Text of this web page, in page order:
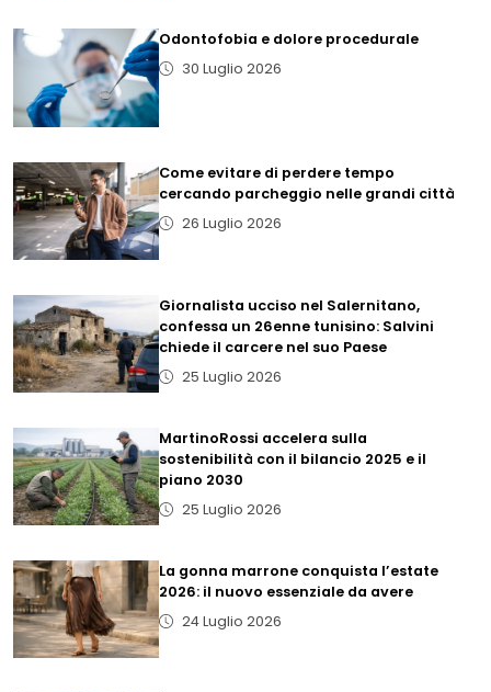
Odontofobia e dolore procedurale
30 Luglio 2026
Come evitare di perdere tempo
cercando parcheggio nelle grandi città
26 Luglio 2026
Giornalista ucciso nel Salernitano,
confessa un 26enne tunisino: Salvini
chiede il carcere nel suo Paese
25 Luglio 2026
MartinoRossi accelera sulla
sostenibilità con il bilancio 2025 e il
piano 2030
25 Luglio 2026
La gonna marrone conquista l’estate
2026: il nuovo essenziale da avere
24 Luglio 2026